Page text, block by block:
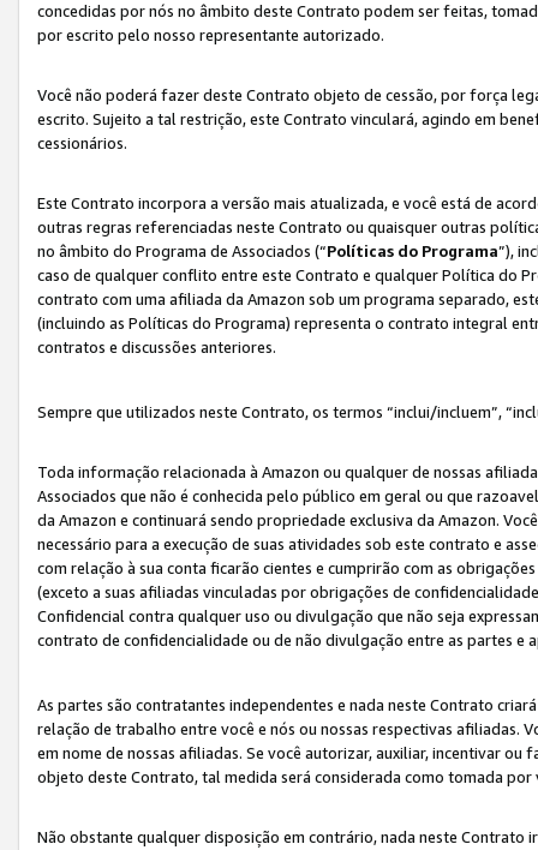
concedidas por nós no âmbito deste Contrato podem ser feitas,
por escrito pelo nosso representante autorizado.
Você não poderá fazer deste Contrato objeto de cessão, por força
escrito. Sujeito a tal restrição, este Contrato vinculará, agindo em
cessionários.
Este Contrato incorpora a versão mais atualizada, e você está de
outras regras referenciadas neste Contrato ou quaisquer outras
no âmbito do Programa de Associados (“Políticas do Programa”),
caso de qualquer conflito entre este Contrato e qualquer Política do
contrato com uma afiliada da Amazon sob um programa separado,
(incluindo as Políticas do Programa) representa o contrato integral
contratos e discussões anteriores.
Sempre que utilizados neste Contrato, os termos “inclui/incluem”,
Toda informação relacionada à Amazon ou qualquer de nossas
Associados que não é conhecida pelo público em geral ou que
da Amazon e continuará sendo propriedade exclusiva da Amazon.
necessário para a execução de suas atividades sob este contrato e
com relação à sua conta ficarão cientes e cumprirão com as
(exceto a suas afiliadas vinculadas por obrigações de
Confidencial contra qualquer uso ou divulgação que não seja
contrato de confidencialidade ou de não divulgação entre as partes e
As partes são contratantes independentes e nada neste Contrato
relação de trabalho entre você e nós ou nossas respectivas afiliadas.
em nome de nossas afiliadas. Se você autorizar, auxiliar, incentivar
objeto deste Contrato, tal medida será considerada como tomada por
Não obstante qualquer disposição em contrário, nada neste